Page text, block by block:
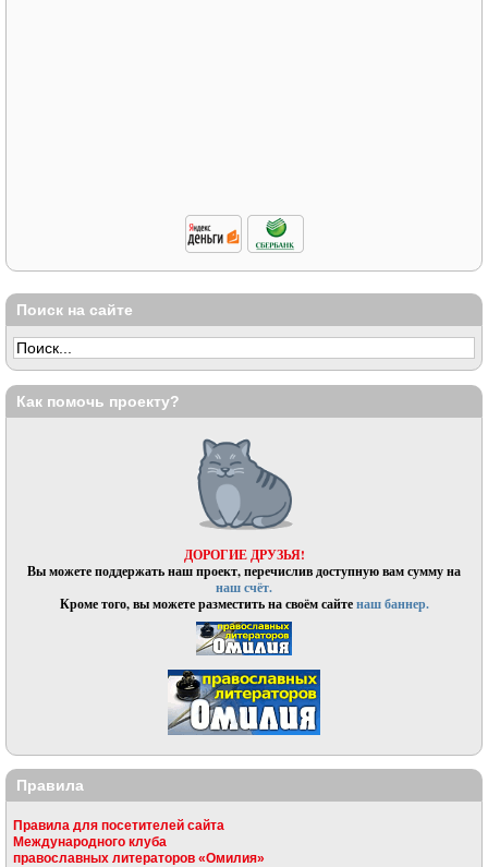
Поиск на сайте
Как помочь проекту?
ДОРОГИЕ ДРУЗЬЯ!
Вы можете поддержать наш проект, перечислив доступную вам сумму на
наш счёт.
Кроме того, вы можете разместить на своём сайтенаш баннер.
Правила
Правила для посетителей сайта
Международного клуба
православных литераторов «Омилия»